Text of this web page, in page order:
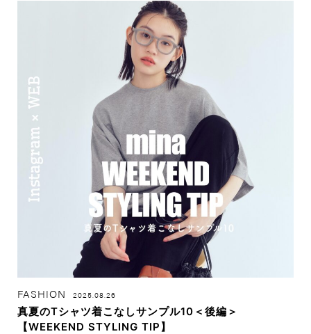
FASHION 2025.08.26
真夏のTシャツ着こなしサンプル10＜後編＞
【WEEKEND STYLING TIP】